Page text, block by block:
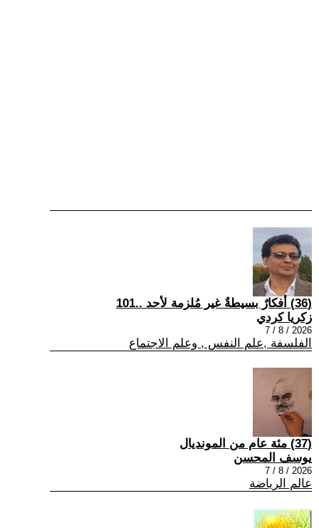
(36) أفكارٌ بسيطةٌ غير مُلزمة لأحد ..101
زكريا كردي
2026 / 8 / 7
الفلسفة ,علم النفس , وعلم الاجتماع
(37) مئة عام من المونديال
يوسف المحسن
2026 / 8 / 7
عالم الرياضة